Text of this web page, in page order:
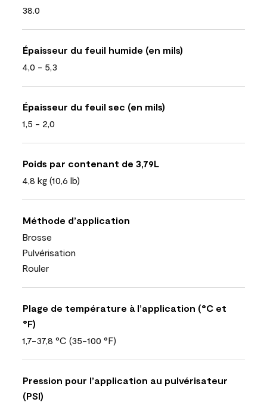
38.0
Épaisseur du feuil humide (en mils)
4,0 - 5,3
Épaisseur du feuil sec (en mils)
1,5 - 2,0
Poids par contenant de 3,79L
4,8 kg (10,6 lb)
Méthode d’application
Brosse
Pulvérisation
Rouler
Plage de température à l’application (°C et
°F)
1,7-37,8 °C (35-100 °F)
Pression pour l’application au pulvérisateur
(PSI)